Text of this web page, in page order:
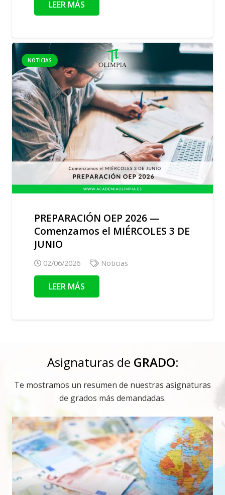
LEER MÁS
NOTICIAS
PREPARACIÓN OEP 2026 —
Comenzamos el MIÉRCOLES 3 DE
JUNIO
02/06/2026 Noticias
LEER MÁS
Asignaturas de GRADO:
Te mostramos un resumen de nuestras asignaturas
de grados más demandadas.